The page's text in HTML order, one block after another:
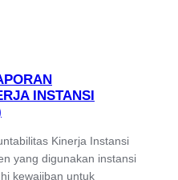
INSTANSI
Kinerja Instansi
yang digunakan instansi
kewajiban untuk